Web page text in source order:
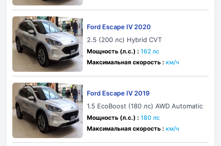
Ford Escape IV 2020
2.5 (200 лс) Hybrid CVT
Мощность (л.с.) : 162 лс
Максимальная скорость : км/ч
Ford Escape IV 2019
1.5 EcoBoost (180 лс) AWD Automatic
Мощность (л.с.) : 180 лс
Максимальная скорость : км/ч